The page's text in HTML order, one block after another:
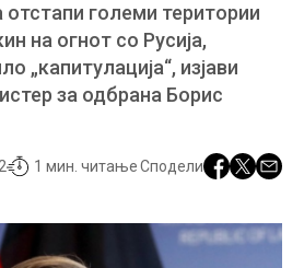
големи територии
на огнот со Русија,
„капитулација“, изјави
за одбрана Борис
1 мин. читањеСподели